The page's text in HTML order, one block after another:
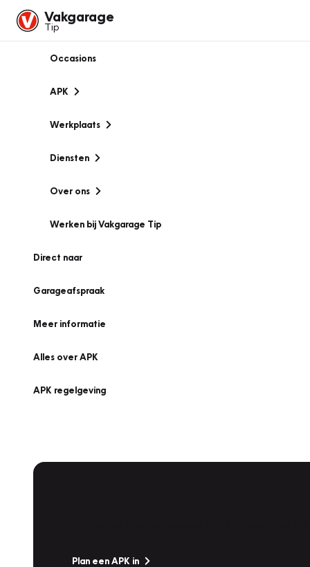
Vakgarage
Tip
Occasions
APK
Werkplaats
Diensten
Over ons
Werken bij Vakgarage Tip
Direct naar
Garageafspraak
Meer informatie
Alles over APK
APK regelgeving
Plan een APK in